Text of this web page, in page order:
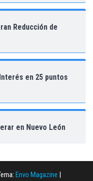
Reducción de
en 25 puntos
en Nuevo León
Envo Magazine